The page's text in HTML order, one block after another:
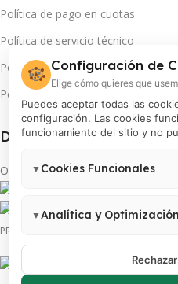
Política de pago en cuotas
Política de servicio técnico
Política de promociones
Política de cookies
Descarga App(s):
Obtén más de tu INSTAX
PROCOLOR S.A | RUC 20100018200 |
🍪 Configuración de
Elige cómo quieres que
Puedes aceptar todas las
configuración. Las cookies
funcionamiento del sitio y no
▼ Cookies Funcionales
sesión, preferencias de usuario).
▼Analítica y Optimización
mejorar la experiencia. Incluye
Manager y Meta Pixel.